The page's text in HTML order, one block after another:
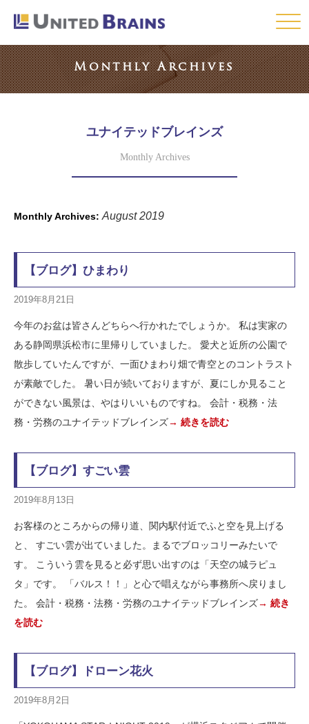
Click
Monthly Archives
ユナイテッドブレインズ
Monthly Archives
Monthly Archives: August 2019
【ブログ】ひまわり
2019年8月21日
今年のお盆は皆さんどちらへ行かれたでしょうか。 私は実家の
ある静岡県浜松市に里帰りしていました。 愛犬と近所の公園で
散歩していたんですが、一面ひまわり畑で青空とのコントラスト
が素敵でした。 暑い日が続いておりますが、夏にしか見ること
ができない風景は、やはりいいものですね。 会計・税務・法
務・労務のユナイテッドブレインズ→ 続きを読む
【ブログ】すごい雲
2019年8月13日
お客様のところからの帰り道、関内駅付近でふと空を見上げる
と、 すごい雲が出ていました。まるでブロッコリーみたいで
す。 こういう雲を見ると必ず思い出すのは「天空の城ラピュ
タ」です。 「バルス！！」と心で唱えながら事務所へ戻りまし
た。 会計・税務・法務・労務のユナイテッドブレインズ→ 続き
を読む
【ブログ】ドローン花火
2019年8月2日